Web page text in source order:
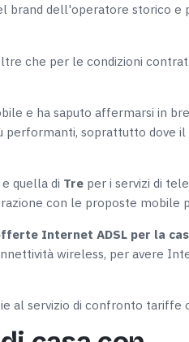
brand dell'operatore storico e
che per le condizioni
e ha saputo affermarsi in
soprattutto dove il
e quella di Tre per i servizi di
con le proposte mobile
Internet ADSL per la
wireless, per avere
al servizio di confronto tariffe